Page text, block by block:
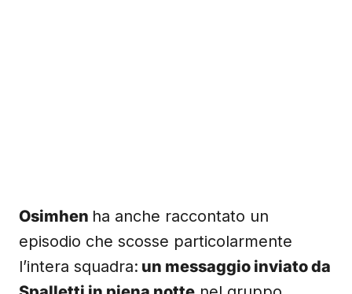
Osimhen ha anche raccontato un
episodio che scosse particolarmente
l’intera squadra: un messaggio inviato da